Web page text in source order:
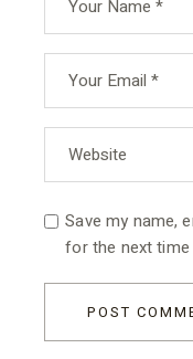
Save my name,
for the next
POST